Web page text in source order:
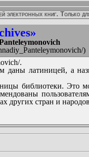
электронных книг. Только
)
.
даны латиницей, а
библиотеки. Это
других стран и